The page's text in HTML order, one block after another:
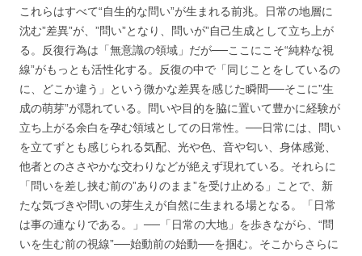
これらはすべて“自生的な問い”が生まれる前兆。日常の地層に
沈む”差異”が、”問い”となり、問いが”自己生成として立ち上が
る。反復行為は「無意識の領域」だが──ここにこそ“純粋な視
線”がもっとも活性化する。反復の中で「同じことをしているの
に、どこか違う」という微かな差異を感じた瞬間──そこに”生
成の萌芽”が隠れている。問いや目的を脇に置いて豊かに経験が
立ち上がる余白を孕む領域としての日常性。──日常には、問い
を立てずとも感じられる気配、光や色、音や匂い、身体感覚、
他者とのささやかな交わりなどが絶えず現れている。それらに
「問いを差し挟む前の”ありのまま”を受け止める」ことで、新
たな気づきや問いの芽生えが自然に生まれる場となる。「日常
は事の連なりである。」──「日常の大地」を歩きながら、“問
いを生む前の視線”──始動前の始動──を掴む。そこからさらに